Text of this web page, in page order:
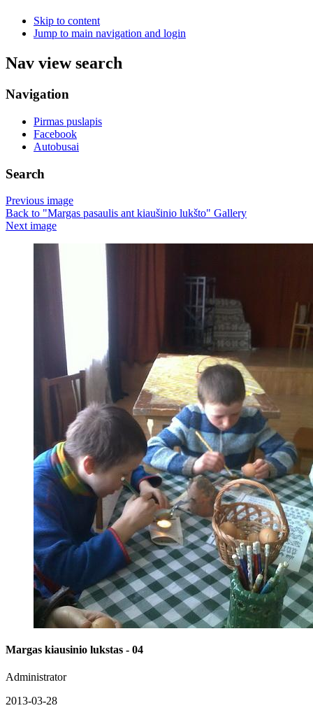
Skip to content
Jump to main navigation and login
Nav view search
Navigation
Pirmas puslapis
Facebook
Autobusai
Search
Previous image
Back to "Margas pasaulis ant kiaušinio lukšto" Gallery
Next image
Margas kiausinio lukstas - 04
Administrator
2013-03-28